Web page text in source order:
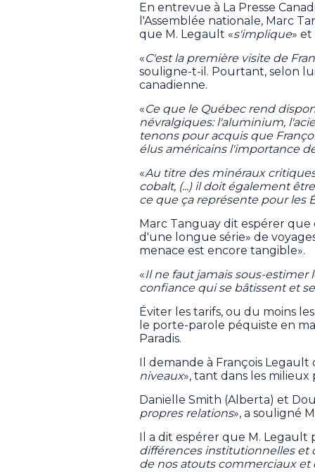
En entrevue à La Presse
l'Assemblée nationale, Marc
que M. Legault «s'implique» et
«C'est la première visite de
souligne-t-il. Pourtant, selon
canadienne.
«Ce que le Québec rend
névralgiques: l'aluminium,
tenons pour acquis que
élus américains l'importance
«Au titre des minéraux
cobalt, (...) il doit également
ce que ça représente pour les
Marc Tanguay dit espérer que
d'une longue série» de
menace est encore tangible».
«Il ne faut jamais sous-estimer
confiance qui se bâtissent et
Éviter les tarifs, ou du moins
le porte-parole péquiste en
Paradis.
Il demande à François Legault
niveaux», tant dans les
Danielle Smith (Alberta) et
propres relations», a souligné
Il a dit espérer que M. Legault
différences institutionnelles et
de nos atouts commerciaux et